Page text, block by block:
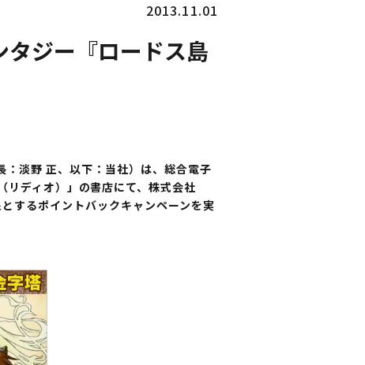
2013.11.01
ジー『ロードス島
淡野 正、以下：当社）は、総合電子
ディオ）」の書店にて、株式会社
するポイントバックキャンペーンを実